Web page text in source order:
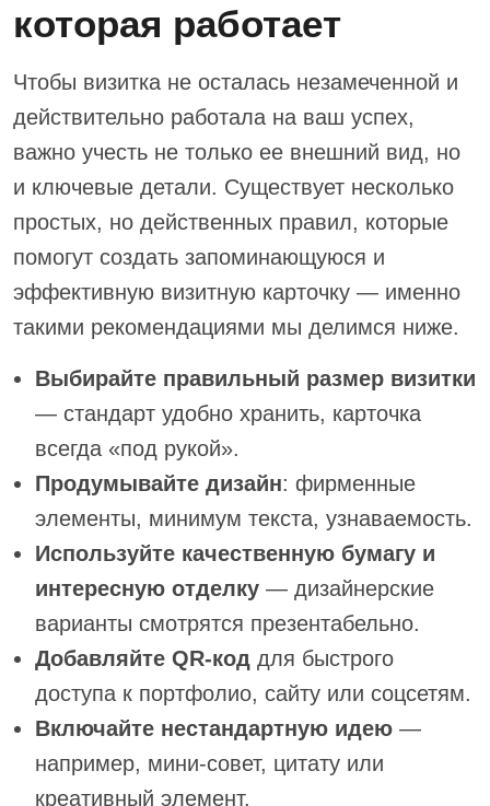
которая работает
Чтобы визитка не осталась незамеченной и
действительно работала на ваш успех,
важно учесть не только ее внешний вид, но
и ключевые детали. Существует несколько
простых, но действенных правил, которые
помогут создать запоминающуюся и
эффективную визитную карточку — именно
такими рекомендациями мы делимся ниже.
Выбирайте правильный размер визитки
— стандарт удобно хранить, карточка
всегда «под рукой».
Продумывайте дизайн: фирменные
элементы, минимум текста, узнаваемость.
Используйте качественную бумагу и
интересную отделку — дизайнерские
варианты смотрятся презентабельно.
Добавляйте QR-код для быстрого
доступа к портфолио, сайту или соцсетям.
Включайте нестандартную идею —
например, мини-совет, цитату или
креативный элемент.